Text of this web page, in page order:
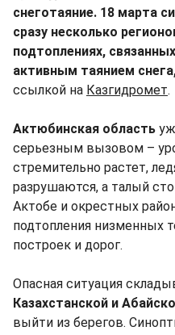
снеготаяние. 18 марта
сразу несколько
подтоплениях,
активным таянием
ссылкой на Казгидромет.
Актюбинская область
серьезным вызовом –
стремительно растет,
разрушаются, а талый
Актобе и окрестных
подтопления низменных
построек и дорог.
Опасная ситуация
Казахстанской и
выйти из берегов.